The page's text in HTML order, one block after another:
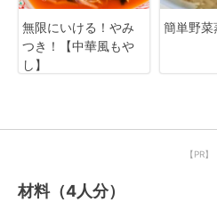
無限にいける！やみ
つき！【中華風もや
し】
簡単野菜
【PR】
材料（4人分）